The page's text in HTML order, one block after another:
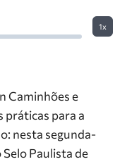
1x
Caminhões e
práticas para a
nesta segunda-
Paulista de